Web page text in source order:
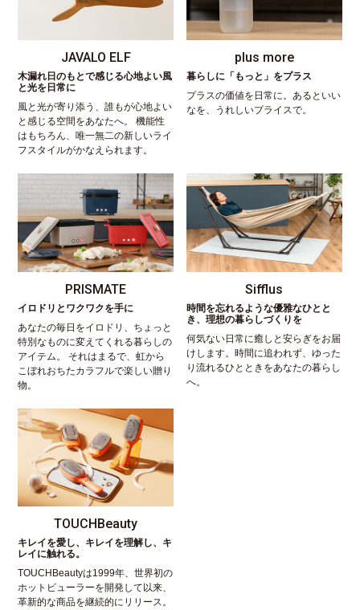
JAVALO ELF
木漏れ日のもとで感じる心地よい風
と光を日常に
風と光が寄り添う、誰もが心地よい
と感じる空間をあなたへ。 機能性
はもちろん、唯一無二の新しいライ
フスタイルがかなえられます。
plus more
暮らしに「もっと」をプラス
プラスの価値を日常に。あるといい
なを、うれしいプライスで。
PRISMATE
イロドリとワクワクを手に
あなたの毎日をイロドリ、ちょっと
特別なものに変えてくれる暮らしの
アイテム。 それはまるで、虹から
こぼれおちたカラフルで楽しい贈り
物。
Sifflus
時間を忘れるような優雅なひとと
き、理想の暮らしづくりを
何気ない日常に癒しと安らぎをお届
けします。時間に追われず、ゆった
り流れるひとときをあなたの暮らし
へ。
TOUCHBeauty
キレイを愛し、キレイを理解し、キ
レイに触れる。
TOUCHBeautyは1999年、世界初の
ホットビューラーを開発して以来、
革新的な商品を継続的にリリース。